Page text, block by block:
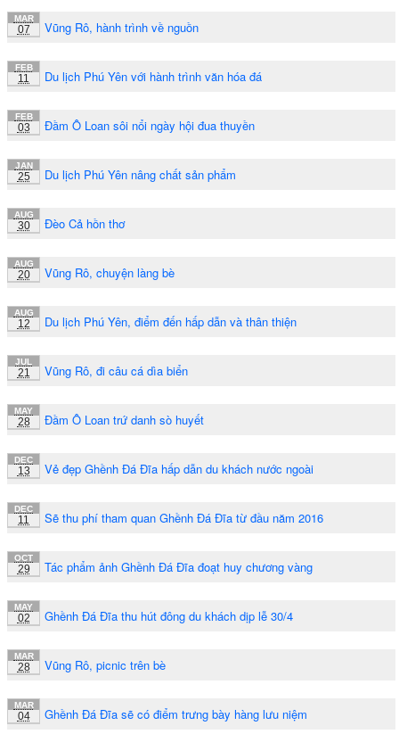
MAR
07 Vũng Rô, hành trình về nguồn
FEB
11 Du lịch Phú Yên với hành trình văn hóa đá
FEB
03 Đầm Ô Loan sôi nổi ngày hội đua thuyền
JAN
25 Du lịch Phú Yên nâng chất sản phẩm
AUG
30 Đèo Cả hồn thơ
AUG
20 Vũng Rô, chuyện làng bè
AUG
12 Du lịch Phú Yên, điểm đến hấp dẫn và thân thiện
JUL
21 Vũng Rô, đi câu cá dìa biển
MAY
28 Đầm Ô Loan trứ danh sò huyết
DEC
13 Vẻ đẹp Ghềnh Đá Đĩa hấp dẫn du khách nước ngoài
DEC
11 Sẽ thu phí tham quan Ghềnh Đá Đĩa từ đầu năm 2016
OCT
29 Tác phẩm ảnh Ghềnh Đá Đĩa đoạt huy chương vàng
MAY
02 Ghềnh Đá Đĩa thu hút đông du khách dịp lễ 30/4
MAR
28 Vũng Rô, picnic trên bè
MAR
04 Ghềnh Đá Đĩa sẽ có điểm trưng bày hàng lưu niệm